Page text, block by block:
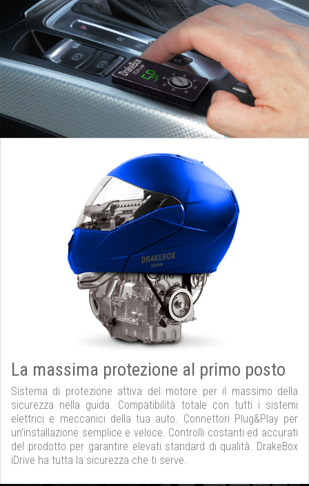
La massima protezione al primo posto
Sistema di protezione attiva del motore per il massimo della
sicurezza nella guida. Compatibilità totale con tutti i sistemi
elettrici e meccanici della tua auto. Connettori Plug&Play per
un’installazione semplice e veloce. Controlli costanti ed accurati
del prodotto per garantire elevati standard di qualità. DrakeBox
iDrive ha tutta la sicurezza che ti serve.